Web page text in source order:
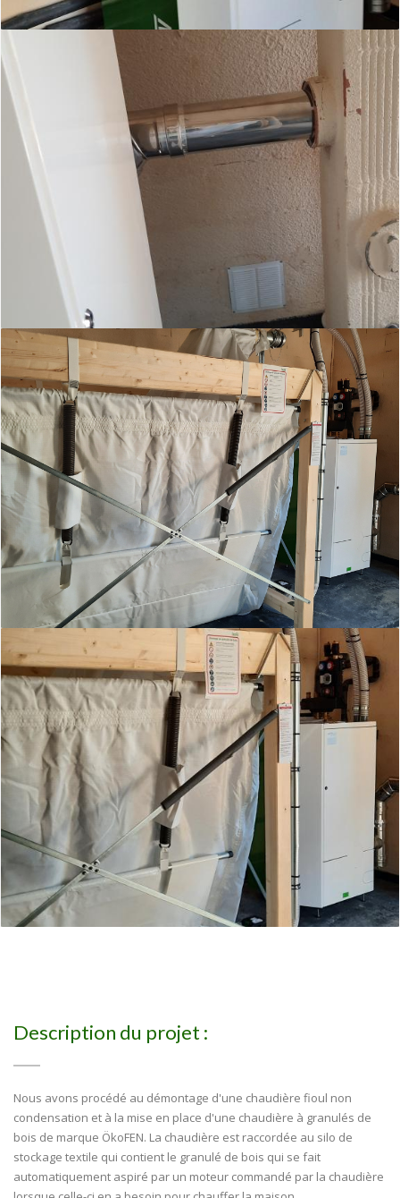
Description du projet :
Nous avons procédé au démontage d'une chaudière fioul non
condensation et à la mise en place d'une chaudière à granulés de
bois de marque ÖkoFEN. La chaudière est raccordée au silo de
stockage textile qui contient le granulé de bois qui se fait
automatiquement aspiré par un moteur commandé par la chaudière